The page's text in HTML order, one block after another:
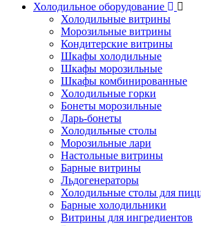
Холодильное оборудование
Холодильные витрины
Морозильные витрины
Кондитерские витрины
Шкафы холодильные
Шкафы морозильные
Шкафы комбинированные
Холодильные горки
Бонеты морозильные
Ларь-бонеты
Холодильные столы
Морозильные лари
Настольные витрины
Барные витрины
Льдогенераторы
Холодильные столы для
Барные холодильники
Витрины для ингредиентов